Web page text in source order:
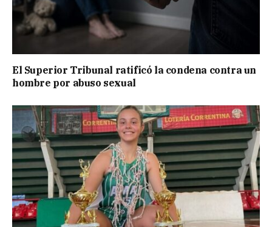
El Superior Tribunal ratificó la condena contra un
hombre por abuso sexual